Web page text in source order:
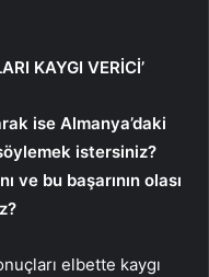
KAYGI VERİCİ’
ise Almanya’daki
istersiniz?
ve bu başarının olası
elbette kaygı